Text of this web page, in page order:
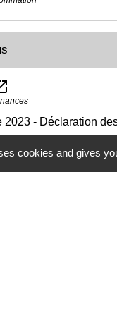
2023 - Déclaration
: dépliants
cookies and gives